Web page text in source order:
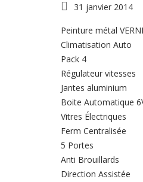
31 janvier 2014
Peinture métal
Climatisation Auto
Pack 4
Régulateur vitesses
Jantes aluminium
Boite Automatique
Vitres Électriques
Ferm Centralisée
5 Portes
Anti Brouillards
Direction Assistée